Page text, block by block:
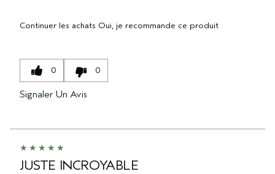
Continuer les achats Oui, je recommande ce produit
0 0
Signaler Un Avis
JUSTE INCROYABLE